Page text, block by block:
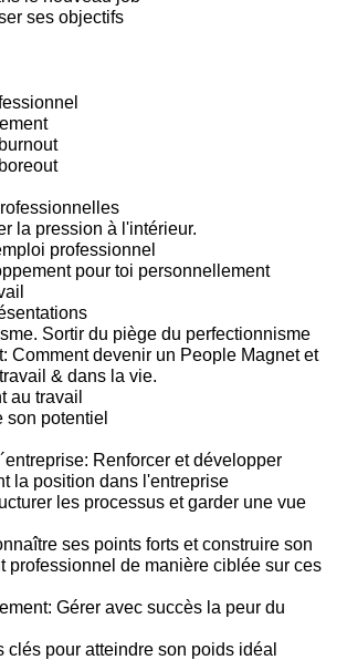
ses objectifs
la pression à l'intérieur.
professionnel
pour toi personnellement
Sortir du piège du perfectionnisme
Comment devenir un People Magnet et
& dans la vie.
au travail
son potentiel
Renforcer et développer
la position dans l'entreprise
les processus et garder une vue
ses points forts et construire son
professionnel de manière ciblée sur ces
Gérer avec succès la peur du
clés pour atteindre son poids idéal